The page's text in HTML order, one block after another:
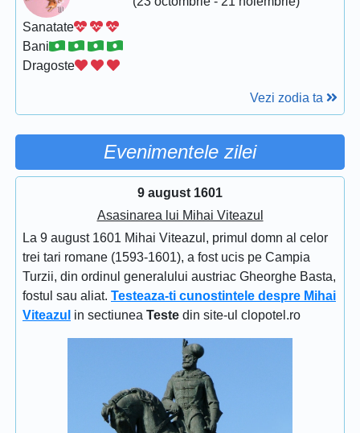
Sanatate
Bani
Dragoste
Vezi zodia ta
Evenimentele zilei
9 august 1601
Asasinarea lui Mihai Viteazul
La 9 august 1601 Mihai Viteazul, primul domn al celor
trei tari romane (1593-1601), a fost ucis pe Campia
Turzii, din ordinul generalului austriac Gheorghe Basta,
fostul sau aliat. Testeaza-ti cunostintele despre Mihai
Viteazul in sectiunea Teste din site-ul clopotel.ro